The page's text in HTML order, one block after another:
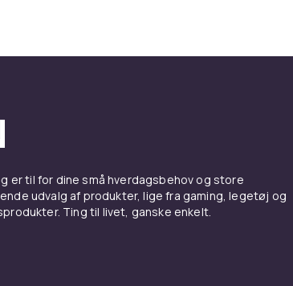
Vælg videoredigering – hardware &
returnering og tryg handel online.
Sammenlign produkter og læs
er til for dine små hverdagsbehov og store
udvalg af produkter, lige fra gaming, legetøj og
Ting til livet, ganske enkelt.